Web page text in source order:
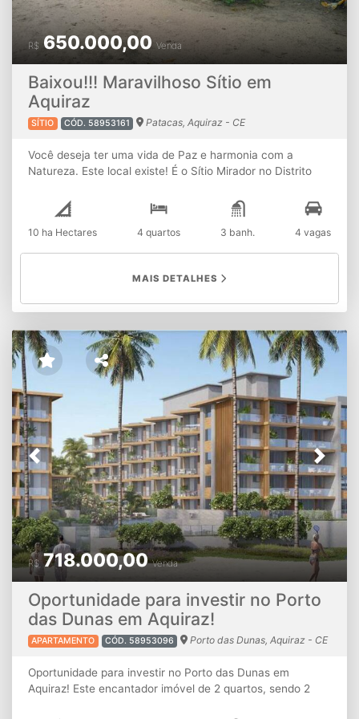
Baixou!!! Maravilhoso Sítio em
Aquiraz
SÍTIO CÓD. 58953161 Patacas, Aquiraz - CE
R$650.000,00Venda
Você deseja ter uma vida de Paz e harmonia com a
Natureza. Este local existe! É o Sítio Mirador no Distrito
com diversas frutíferas e riacho cortando o terreno. Casa
sede: 2 suítes 2 quartos 1 banheiro Alpendre circulando
Churrasqueira Fogão a lenha Forno pizza Energia solar (
painéis solares) Casa caseiro : 2 quartos Sala Cozinha
profundidade, Deposito de material, Canil, 6 estufas com
limoeiro, goiabeira, açaizeiro, cajá, graviola, mangueiras,
laranjeiras, sapoti, romã, mamoeiro, pitangueiras,
amoreiras, etc.. 4 Vagas cobertas Amplo espaço pra você
e sua família. Poucos metros da Ce 040.
10 ha Hectares 4 quartos 3 banh. 4 vagas
MAIS DETALHES
Oportunidade para investir no Porto
das Dunas em Aquiraz!
APARTAMENTO CÓD. 58953096 Porto das Dunas, Aquiraz - CE
Previous Next
R$718.000,00Venda
Oportunidade para investir no Porto das Dunas em
Aquiraz! Este encantador imóvel de 2 quartos, sendo 2